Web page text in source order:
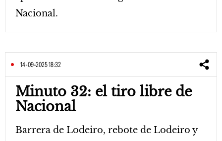
Nacional.
14-09-2025 18:32
Minuto 32: el tiro libre de
Nacional
Barrera de Lodeiro, rebote de Lodeiro y